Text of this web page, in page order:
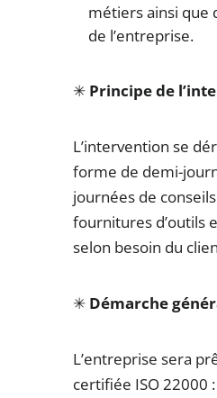
métiers ainsi que
de l’entreprise.
✳ Principe de
L’intervention se
forme de demi-
journées de
fournitures d’outils
selon besoin du
✳ Démarche
L’entreprise sera
certifiée ISO 22000